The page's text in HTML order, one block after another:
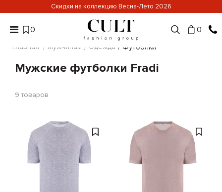
Скидки на коллекцию Весна-Лето 2026
0 0
Главная Мужчинам Одежда Футболки
Мужские футболки Fradi
9 товаров